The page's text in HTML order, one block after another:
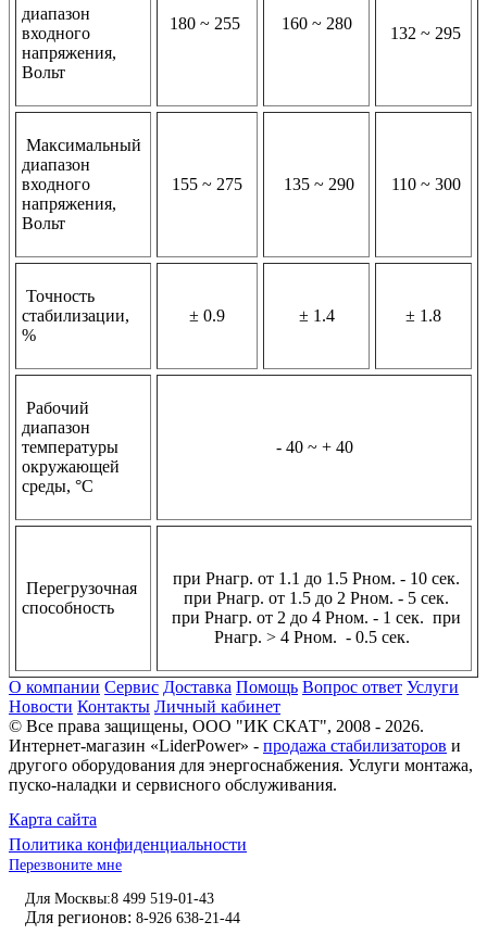
диапазон
входного
напряжения,
Вольт
180 ~ 255 160 ~ 280
132 ~ 295
Максимальный
диапазон
входного
напряжения,
Вольт
155 ~ 275 135 ~ 290 110 ~ 300
Точность
стабилизации,
%
± 0.9 ± 1.4 ± 1.8
Рабочий
диапазон
температуры
окружающей
среды, °С
- 40 ~ + 40
Перегрузочная
способность
при Pнагр. от 1.1 до 1.5 Pном. - 10 сек.
при Pнагр. от 1.5 до 2 Pном. - 5 сек.
при Pнагр. от 2 до 4 Pном. - 1 сек. при
Pнагр. > 4 Pном. - 0.5 сек.
О компании Сервис Доставка Помощь Вопрос ответ Услуги
Новости Контакты Личный кабинет
© Все права защищены, ООО "ИК СКАТ", 2008 - 2026.
Интернет-магазин «LiderPower» - продажа стабилизаторов и
другого оборудования для энергоснабжения. Услуги монтажа,
пуско-наладки и сервисного обслуживания.
Карта сайта
Политика конфиденциальности
Перезвоните мне
Для Москвы:8 499 519-01-43
Для регионов: 8-926 638-21-44